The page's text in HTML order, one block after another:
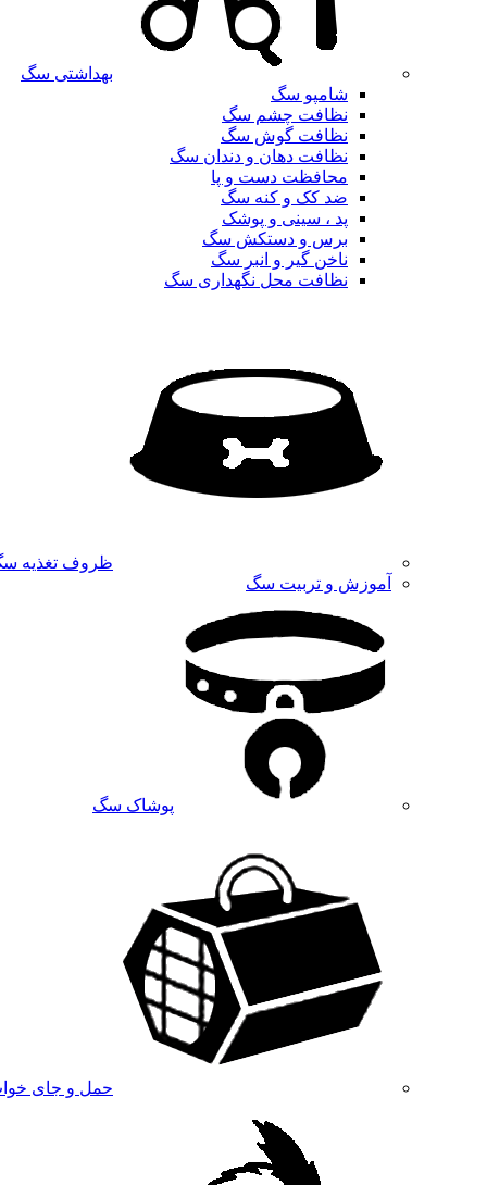
بهداشتی سگ
شامپو سگ
نظافت چشم سگ
نظافت گوش سگ
نظافت دهان و دندان سگ
محافظت دست و پا
ضد کک و کنه سگ
پد ، سینی و پوشک
برس و دستکش سگ
ناخن گیر و انبر سگ
نظافت محل نگهداری سگ
ظروف تغذیه
آموزش و تربیت سگ
پوشاک سگ
حمل و جای